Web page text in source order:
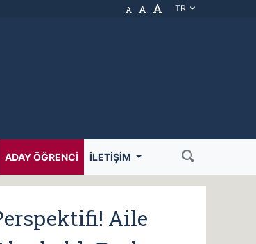
A A A TR
ADAY ÖĞRENCI İLETIŞIM
Aile